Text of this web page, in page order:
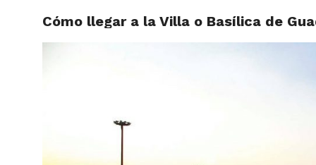
Cómo llegar a la Villa o Basílica de